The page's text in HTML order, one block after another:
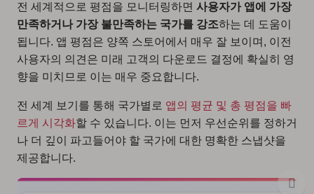
전 세계적으로 평점을 모니터링하면 사용자가 앱에 가장
만족하거나 가장 불만족하는 국가를 강조하는 데 도움이
됩니다. 앱 평점은 양쪽 스토어에서 매우 잘 보이며, 이전
사용자의 의견은 미래 고객의 다운로드 결정에 확실히 영
향을 미치므로 이는 매우 중요합니다.
전 세계 보기를 통해 국가별로 앱의 평균 및 총 평점을 빠
르게 시각화할 수 있습니다. 이는 먼저 우선순위를 정하거
나 더 깊이 파고들어야 할 국가에 대한 명확한 스냅샷을
제공합니다.